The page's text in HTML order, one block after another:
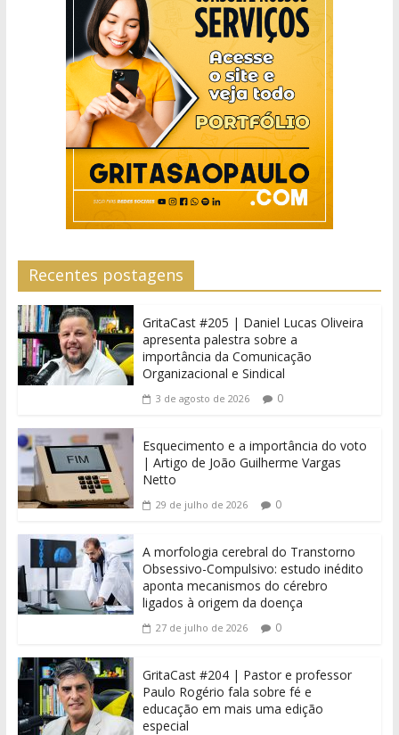
Recentes postagens
GritaCast #205 | Daniel Lucas Oliveira
apresenta palestra sobre a
importância da Comunicação
Organizacional e Sindical
3 de agosto de 2026 0
Esquecimento e a importância do voto
| Artigo de João Guilherme Vargas
Netto
29 de julho de 2026 0
A morfologia cerebral do Transtorno
Obsessivo-Compulsivo: estudo inédito
aponta mecanismos do cérebro
ligados à origem da doença
27 de julho de 2026 0
GritaCast #204 | Pastor e professor
Paulo Rogério fala sobre fé e
educação em mais uma edição
especial